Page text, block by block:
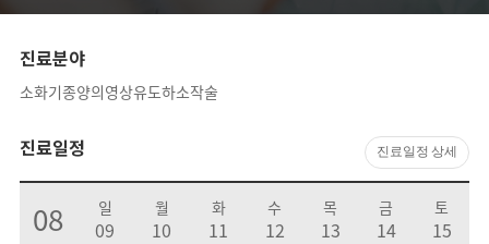
진료분야
소화기종양의영상유도하소작술
진료일정 진료일정 상세
08 일
09
월
10
화
11
수
12
목
13
금
14
토
15